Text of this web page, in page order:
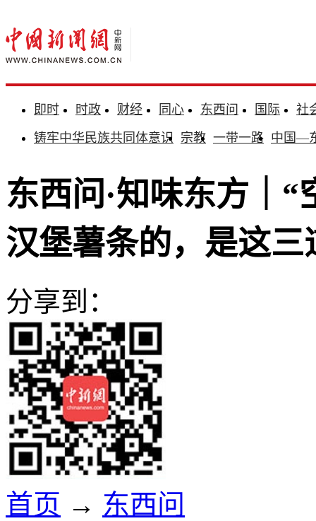
即时 时政 财经 同心 东西问 国际
社
铸牢中华民族共同体意识 宗教 一带一路 中国—
东西问·知味东方｜
汉堡薯条的，是这三
分享到：
首页 → 东西问